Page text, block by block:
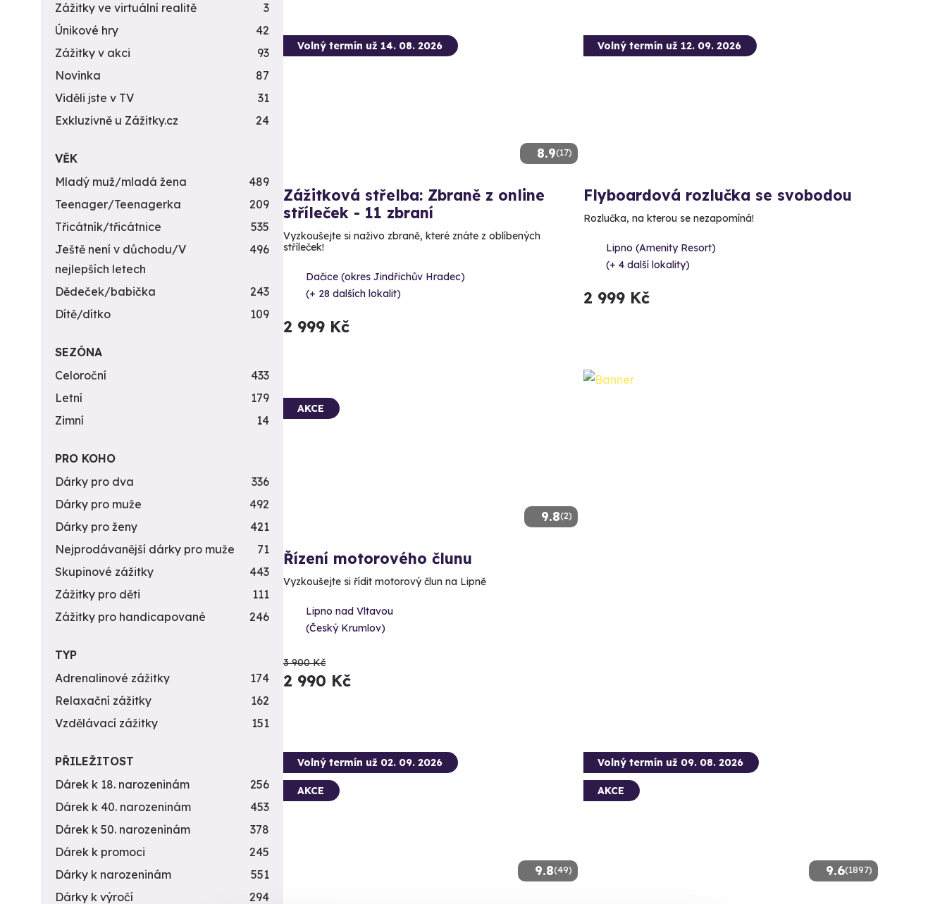
8.9(17)
Volný termín už 14. 08. 2026
Zážitková střelba: Zbraně z online
stříleček - 11 zbraní
Vyzkoušejte si naživo zbraně, které znáte z oblíbených
stříleček!
Dačice (okres Jindřichův Hradec)
(+ 28 dalších lokalit)
2 999 Kč
Volný termín už 12. 09. 2026
Flyboardová rozlučka se svobodou
Rozlučka, na kterou se nezapomíná!
Lipno (Amenity Resort)
(+ 4 další lokality)
2 999 Kč
9.8(2)
AKCE
Řízení motorového člunu
Vyzkoušejte si řídit motorový člun na Lipně
Lipno nad Vltavou
(Český Krumlov)
3 900 Kč
2 990 Kč
9.8(49)
Volný termín už 02. 09. 2026
AKCE
9.6(1897)
Volný termín už 09. 08. 2026
AKCE
Zážitky ve virtuální realitě
3
Únikové hry
42
Zážitky v akci
93
Novinka
87
Viděli jste v TV
31
Exkluzivně u Zážitky.cz
24
VĚK
Mladý muž/mladá žena
489
Teenager/Teenagerka
209
Třicátník/třicátnice
535
Ještě není v důchodu/V
nejlepších letech
496
Dědeček/babička
243
Dítě/dítko
109
SEZÓNA
Celoroční
433
Letní
179
Zimní
14
PRO KOHO
Dárky pro dva
336
Dárky pro muže
492
Dárky pro ženy
421
Nejprodávanější dárky pro muže
71
Skupinové zážitky
443
Zážitky pro děti
111
Zážitky pro handicapované
246
TYP
Adrenalinové zážitky
174
Relaxační zážitky
162
Vzdělávací zážitky
151
PŘILEŽITOST
Dárek k 18. narozeninám
256
Dárek k 40. narozeninám
453
Dárek k 50. narozeninám
378
Dárek k promoci
245
Dárky k narozeninám
551
Dárky k výročí
294